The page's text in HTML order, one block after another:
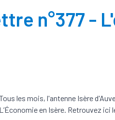
n°377 -
les mois, l'antenne Isère
L’Économie en Isère. Retrouvez ici